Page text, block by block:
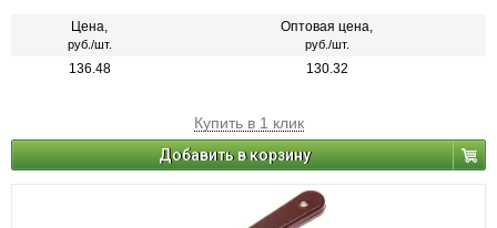
Цена,
руб./шт.
Оптовая цена,
руб./шт.
136.48 130.32
Купить в 1 клик
Добавить в корзину